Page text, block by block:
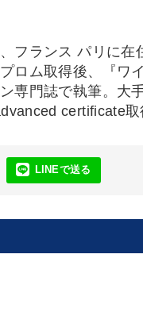
フランス パリに在
ロム取得後、『ワ
専門誌で執筆。大
certificate取
LINEで送る